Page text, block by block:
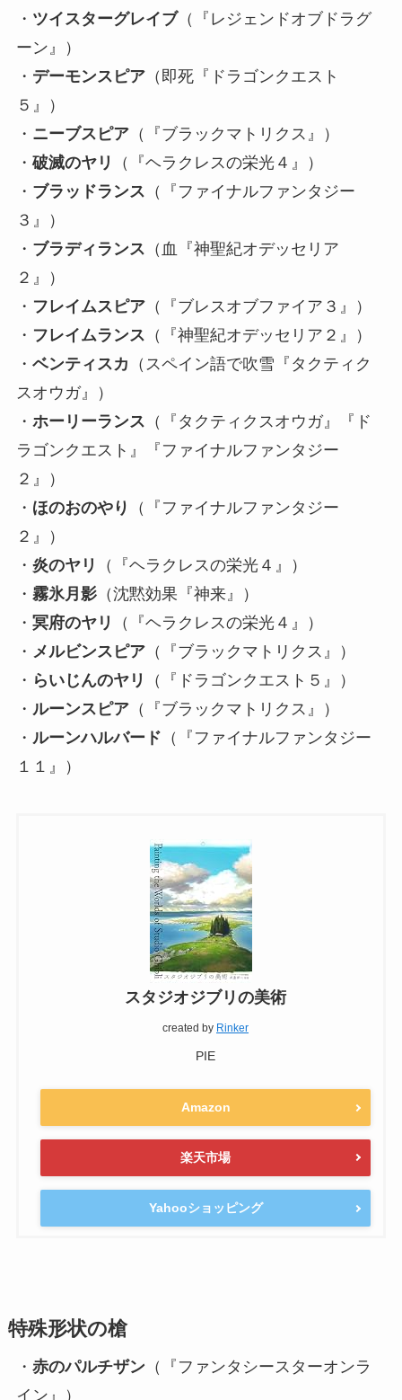
・ ツイスターグレイブ（『レジェンドオブドラグ
ーン』）
・ デーモンスピア（即死『ドラゴンクエスト
５』）
・ ニーブスピア（『ブラックマトリクス』）
・ 破滅のヤリ
（『ヘラクレスの栄光４』）
・ ブラッドランス （『ファイナルファンタジー
３』）
・ ブラディランス （血『神聖紀オデッセリア
２』）
・ フレイムスピア（『ブレスオブファイア３』）
・ フレイムランス （『神聖紀オデッセリア２』）
・ ベンティスカ （スペイン語で吹雪『タクティク
スオウガ』）
・ ホーリーランス （『タクティクスオウガ』『ド
ラゴンクエスト』『ファイナルファンタジー
２』）
・ ほのおのやり
（『ファイナルファンタジー
２』）
・ 炎のヤリ
（『ヘラクレスの栄光４』）
・ 霧氷月影（沈黙効果『神来』）
・ 冥府のヤリ
（『ヘラクレスの栄光４』）
・ メルビンスピア（『ブラックマトリクス』）
・ らいじんのヤリ
（『ドラゴンクエスト５』）
・ ルーンスピア（『ブラックマトリクス』）
・ ルーンハルバード （『ファイナルファンタジー
１１』）
スタジオジブリの美術
created by Rinker
PIE
Amazon
楽天市場
Yahooショッピング
特殊形状の槍
・ 赤のパルチザン（『ファンタシースターオンラ
イン』）